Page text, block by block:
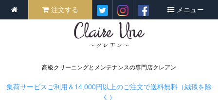
高級クリーニングとメンテナンスの専門店クレアン
注文する メニュー
集荷サービスご利用＆14,000円以上のご注文で送料無料（絨毯を除
く）